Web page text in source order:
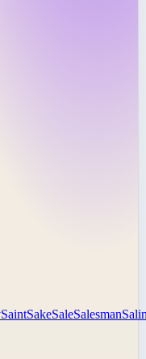
SaintSakeSaleSalesman